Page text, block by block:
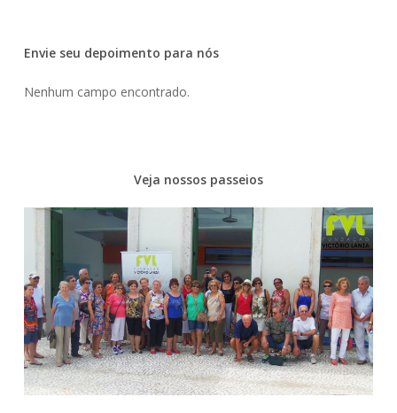
Envie seu depoimento para nós
Nenhum campo encontrado.
Veja nossos passeios